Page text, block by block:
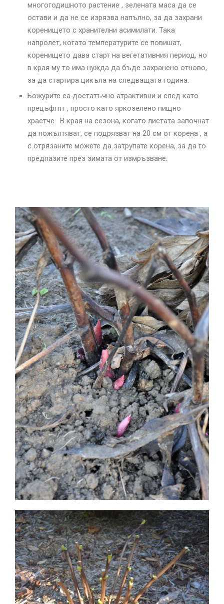
многогодишното растение , зелената маса да се
остави и да не се изрязва напълно, за да захрани
коренището с хранителни асимилати. Така
напролет, когато температурите се повишат,
коренището дава старт на вегетативния период, но
в края му то има нужда да бъде захранено отново,
за да стартира цикъла на следващата година.
Божурите са достатъчно атрактивни и след като
прецъфтят , просто като яркозелено пищно
храстче. В края на сезона, когато листата започнат
да пожълтяват, се подрязват на 20 см от корена , а
с отрязаните можете да затрупате корена, за да го
предпазите през зимата от измръзване.